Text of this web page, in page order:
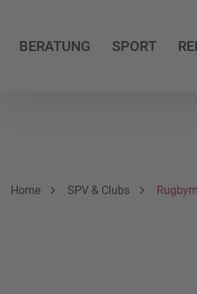
BERATUNG SPORT
Sie befinden sich hier:
Home SPV & Clubs